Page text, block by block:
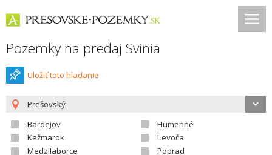
Pozemky na predaj Svinia
Uložiť toto hladanie
Prešovský
Bardejov
Humenné
Kežmarok
Levoča
Medzilaborce
Poprad